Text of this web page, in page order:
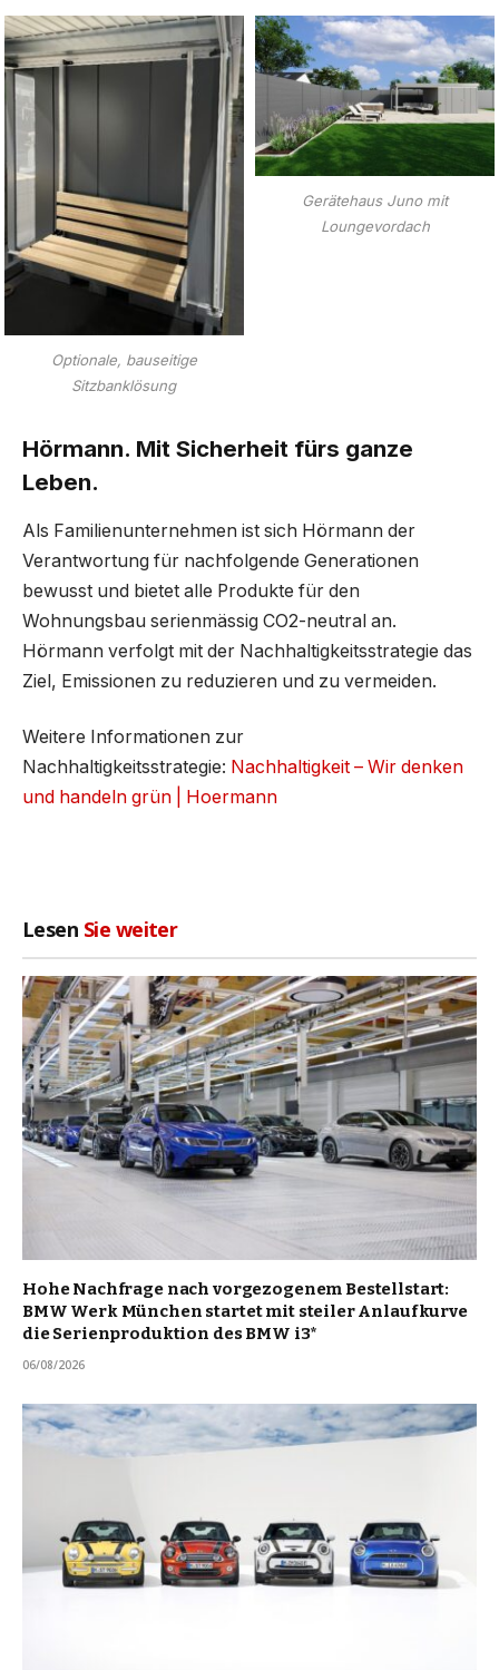
Optionale, bauseitige
Sitzbanklösung
Gerätehaus Juno mit
Loungevordach
Hörmann. Mit Sicherheit fürs ganze
Leben.
Als Familienunternehmen ist sich Hörmann der
Verantwortung für nachfolgende Generationen
bewusst und bietet alle Produkte für den
Wohnungsbau serienmässig CO2-neutral an.
Hörmann verfolgt mit der Nachhaltigkeitsstrategie das
Ziel, Emissionen zu reduzieren und zu vermeiden.
Weitere Informationen zur
Nachhaltigkeitsstrategie: Nachhaltigkeit – Wir denken
und handeln grün | Hoermann
Lesen Sie weiter
Hohe Nachfrage nach vorgezogenem Bestellstart:
BMW Werk München startet mit steiler Anlaufkurve
die Serienproduktion des BMW i3*
06/08/2026